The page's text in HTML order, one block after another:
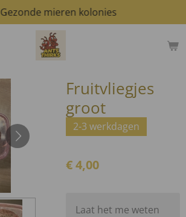
Gezonde mieren kolonies
Fruitvliegjes
groot
2-3 werkdagen
€ 4,00
Laat het me weten